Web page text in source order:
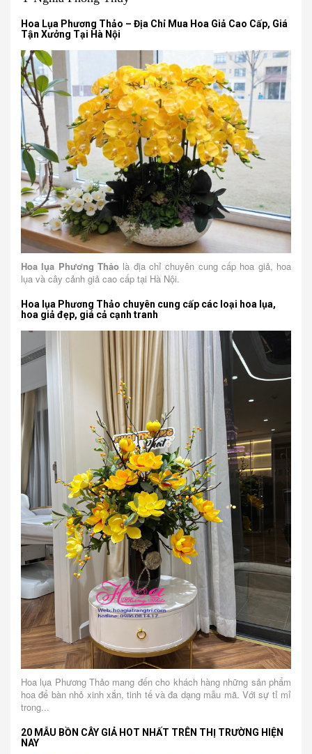
Hoa Lụa Phương Thảo – Địa Chỉ Mua Hoa Giả Cao Cấp, Giá
Tận Xưởng Tại Hà Nội
Hoa lụa Phương Thảo là địa chỉ chuyên cung cấp hoa giả, hoa
lụa và cây cảnh giả cao cấp tại Hà Nội.
Hoa lụa Phương Thảo chuyên cung cấp các loại hoa lụa,
hoa giả đẹp, giá cả cạnh tranh
Hoa lụa Phương Thảo mang đến cho khách hàng những sản phẩm
hoa để bàn nhỏ xinh xắn, tinh tế và đa dạng mẫu mã. Với sự tỉ mỉ
trong...
20 MẪU BỒN CÂY GIẢ HOT NHẤT TRÊN THỊ TRƯỜNG HIỆN
NAY